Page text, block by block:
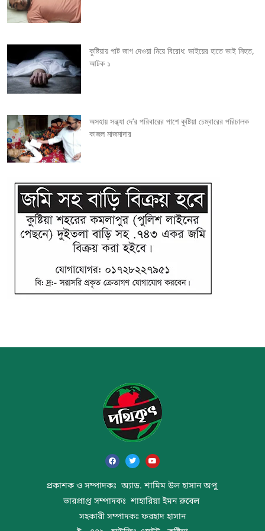
t
i
o
n
কুষ্টিয়ায় পাট জাগ দেওয়া নিয়ে বিরোধ: ভাইয়ের হাতে ভাই নিহত,
আটক ১
অসহায় সন্ধ্যা দে’র পরিবারের পাশে কুষ্টিয়া চেম্বারের পরিচালক
কাজল মাজমাদার
প্রকাশক ও সম্পাদকঃ অ্যাড. শামিম উল হাসান অপু
ভারপ্রাপ্ত সম্পাদকঃ শাহারিয়া ইমন রুবেল
সহকারী সম্পাদকঃ ফরহাদ হাসান